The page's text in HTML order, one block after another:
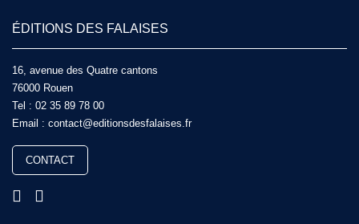
ÉDITIONS DES FALAISES
16, avenue des Quatre cantons
76000 Rouen
Tel : 02 35 89 78 00
Email : contact@editionsdesfalaises.fr
CONTACT